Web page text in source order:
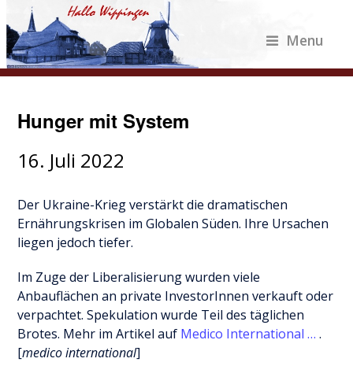
Menu
Hunger mit System
16. Juli 2022
Der Ukraine-Krieg verstärkt die dramatischen
Ernährungskrisen im Globalen Süden. Ihre Ursachen
liegen jedoch tiefer.
Im Zuge der Liberalisierung wurden viele
Anbauflächen an private InvestorInnen verkauft oder
verpachtet. Spekulation wurde Teil des täglichen
Brotes. Mehr im Artikel auf Medico International ….
[medico international]